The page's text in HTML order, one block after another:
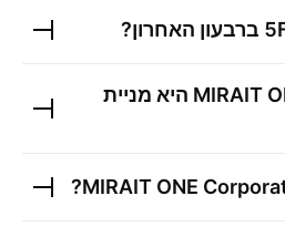
ברבעון האחרון?
MIRAIT היא מניית
MIRAIT ONE
?